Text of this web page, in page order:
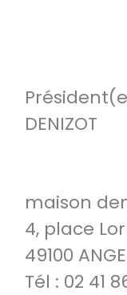
DENIZOT
maison
4, place
49100
Tél : 02 41